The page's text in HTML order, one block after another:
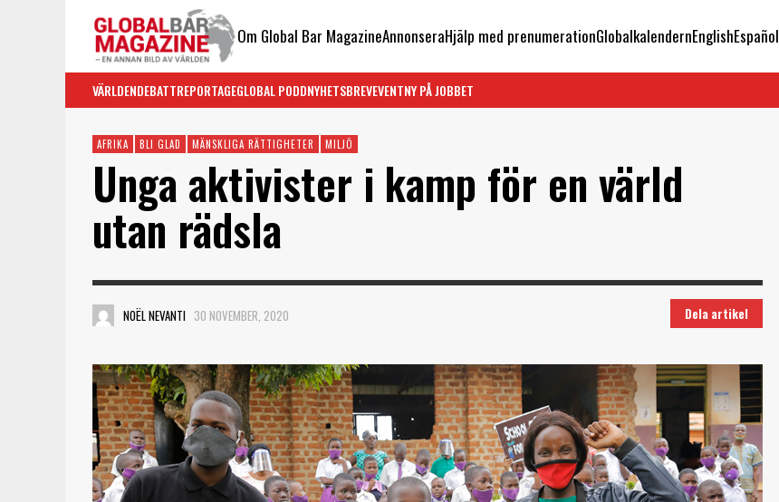
Om Global Bar MagazineAnnonseraHjälp med prenumerationGlobalkalendernEnglishEspañol
VÄRLDENDEBATTREPORTAGEGLOBAL PODDNYHETSBREVEVENTNY PÅ JOBBET
AFRIKA BLI GLAD MÄNSKLIGA RÄTTIGHETER MILJÖ
Unga aktivister i kamp för en värld
utan rädsla
NOËL NEVANTI 30 NOVEMBER, 2020 Dela artikel